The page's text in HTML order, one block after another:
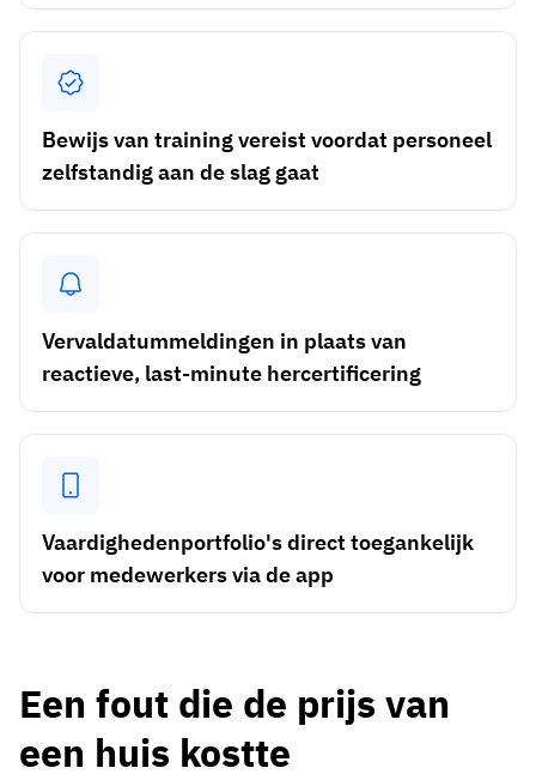
Prognoses & trends
19 maart 2026
met AG5 Workflows
Bewijs van training vereist voordat personeel
zelfstandig aan de slag gaat
Vervaldatummeldingen in plaats van
reactieve, last-minute hercertificering
Vaardighedenportfolio's direct toegankelijk
voor medewerkers via de app
Een fout die de prijs van
een huis kostte